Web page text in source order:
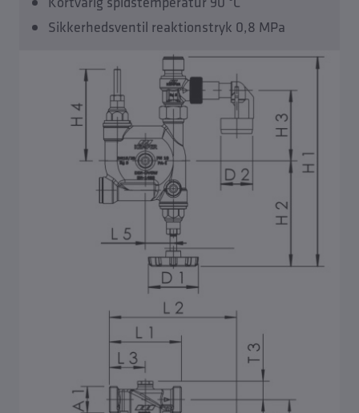
Sikkerhedsventil reaktionstryk 0,8 MPa